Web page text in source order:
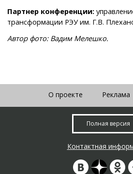
Партнер конференции:
трансформации РЭУ им. Г.В.
Автор фото: Вадим Мелешко.
О проекте Реклама
Полная версия
Контактная